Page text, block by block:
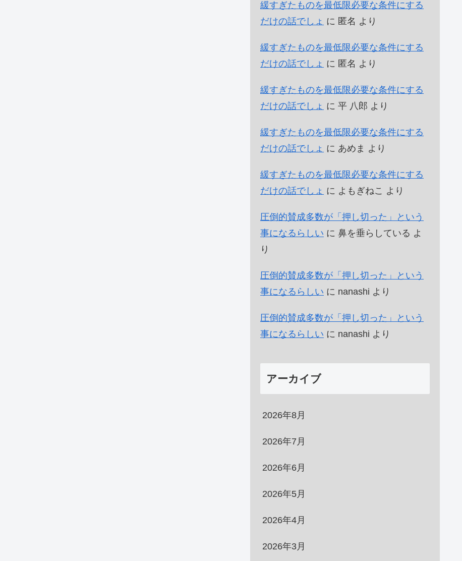
緩すぎたものを最低限必要な条件にする
だけの話でしょ に 匿名 より
緩すぎたものを最低限必要な条件にする
だけの話でしょ に 匿名 より
緩すぎたものを最低限必要な条件にする
だけの話でしょ に 平 八郎 より
緩すぎたものを最低限必要な条件にする
だけの話でしょ に あめま より
緩すぎたものを最低限必要な条件にする
だけの話でしょ に よもぎねこ より
圧倒的賛成多数が「押し切った」という
事になるらしい に 鼻を垂らしている よ
り
圧倒的賛成多数が「押し切った」という
事になるらしい に nanashi より
圧倒的賛成多数が「押し切った」という
事になるらしい に nanashi より
アーカイブ
2026年8月
2026年7月
2026年6月
2026年5月
2026年4月
2026年3月